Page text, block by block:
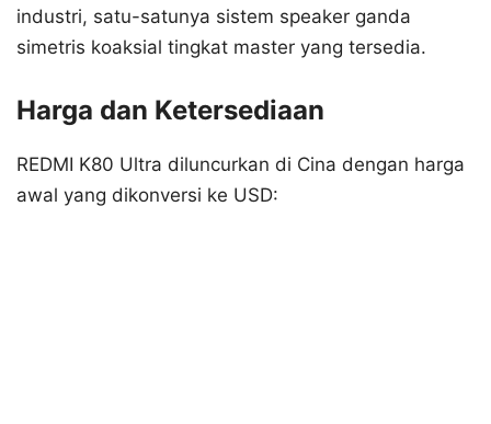
industri, satu-satunya sistem speaker ganda
simetris koaksial tingkat master yang tersedia.
Harga dan Ketersediaan
REDMI K80 Ultra diluncurkan di Cina dengan harga
awal yang dikonversi ke USD: